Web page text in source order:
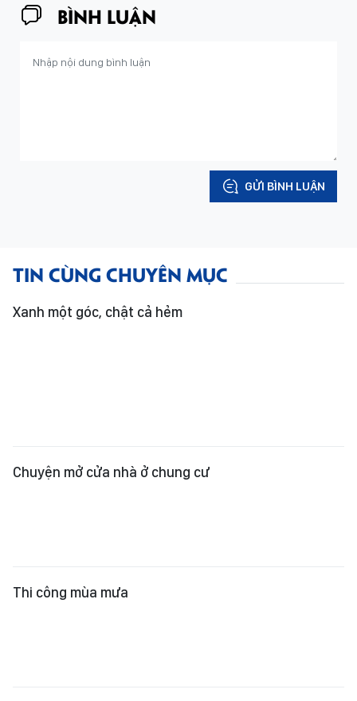
BÌNH LUẬN
GỬI BÌNH LUẬN
TIN CÙNG CHUYÊN MỤC
Xanh một góc, chật cả hẻm
Chuyện mở cửa nhà ở chung cư